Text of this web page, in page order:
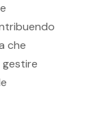
che